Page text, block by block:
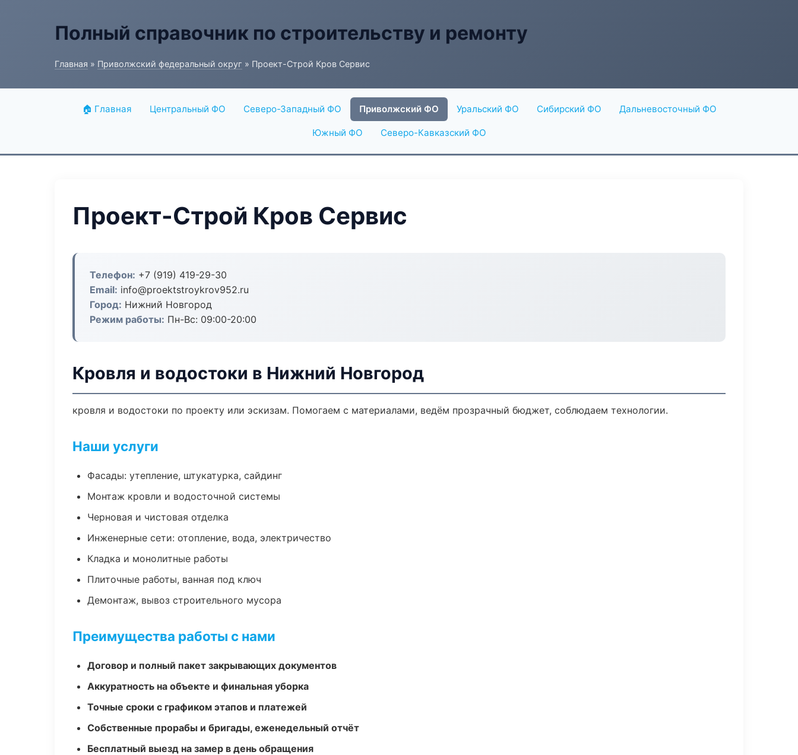
Полный справочник по строительству и ремонту
Главная » Приволжский федеральный округ » Проект-Строй Кров Сервис
🏠 Главная Центральный ФО Северо-Западный ФО Приволжский ФО Уральский ФО Сибирский ФО Дальневосточный ФО
Южный ФО Северо-Кавказский ФО
Проект-Строй Кров Сервис
Телефон: +7 (919) 419-29-30
Email: info@proektstroykrov952.ru
Город: Нижний Новгород
Режим работы: Пн-Вс: 09:00-20:00
Кровля и водостоки в Нижний Новгород
кровля и водостоки по проекту или эскизам. Помогаем с материалами, ведём прозрачный бюджет, соблюдаем технологии.
Наши услуги
Фасады: утепление, штукатурка, сайдинг
Монтаж кровли и водосточной системы
Черновая и чистовая отделка
Инженерные сети: отопление, вода, электричество
Кладка и монолитные работы
Плиточные работы, ванная под ключ
Демонтаж, вывоз строительного мусора
Преимущества работы с нами
Договор и полный пакет закрывающих документов
Аккуратность на объекте и финальная уборка
Точные сроки с графиком этапов и платежей
Собственные прорабы и бригады, еженедельный отчёт
Бесплатный выезд на замер в день обращения